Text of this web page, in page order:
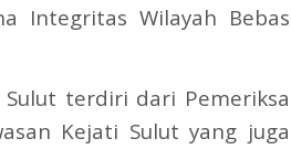
Integritas Wilayah Bebas
terdiri dari Pemeriksa
Kejati Sulut yang juga